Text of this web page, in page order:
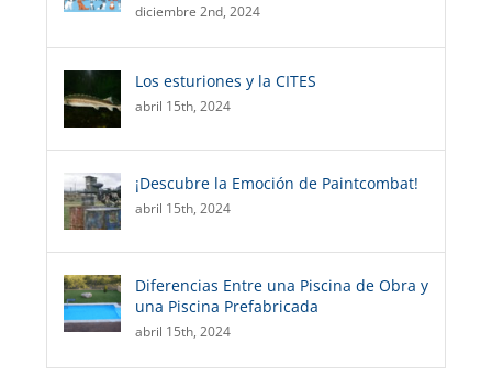
diciembre 2nd, 2024
Los esturiones y la CITES
abril 15th, 2024
¡Descubre la Emoción de Paintcombat!
abril 15th, 2024
Diferencias Entre una Piscina de Obra y
una Piscina Prefabricada
abril 15th, 2024